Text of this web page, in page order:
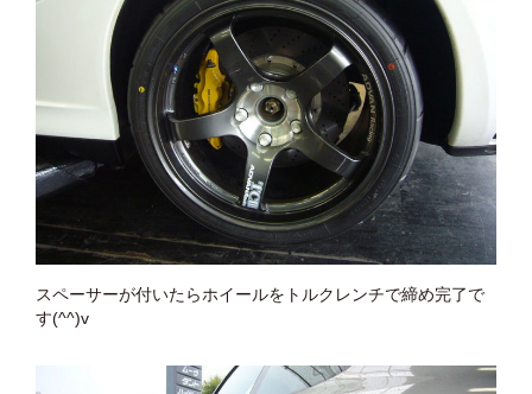
スペーサーが付いたらホイールをトルクレンチで締め完了で
す(^^)v